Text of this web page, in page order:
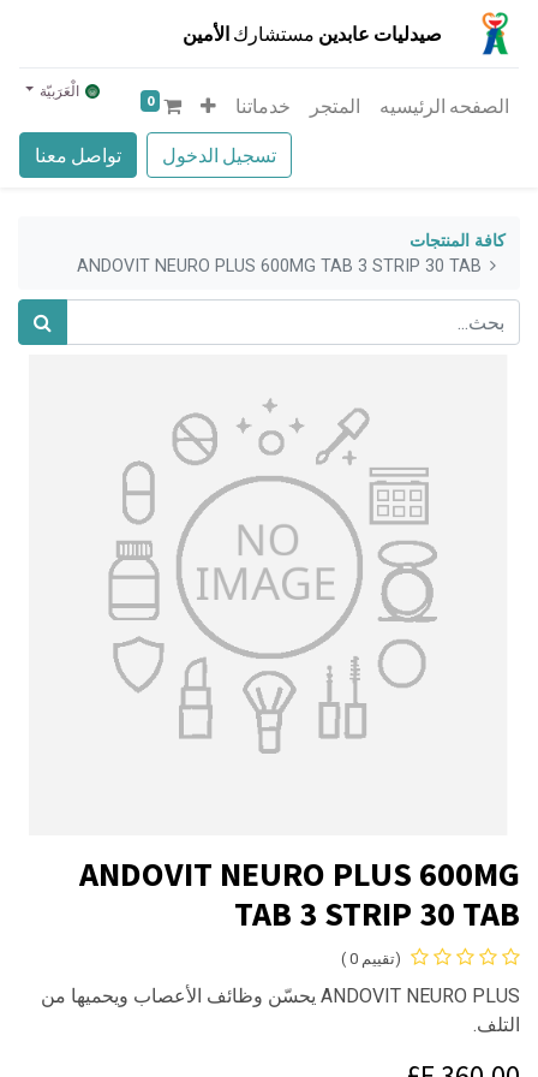
صيدليات عابدين مستشارك الأمين
تسجيل الدخول تواصل معنا
الصفحه الرئيسيه المتجر خدماتنا 0 الْعَرَبيّة
كافة المنتجات
ANDOVIT NEURO PLUS 600MG TAB 3 STRIP 30 TAB
ANDOVIT NEURO PLUS 600MG
TAB 3 STRIP 30 TAB
(تقييم 0 )
ANDOVIT NEURO PLUS يحسّن وظائف الأعصاب ويحميها من
التلف.